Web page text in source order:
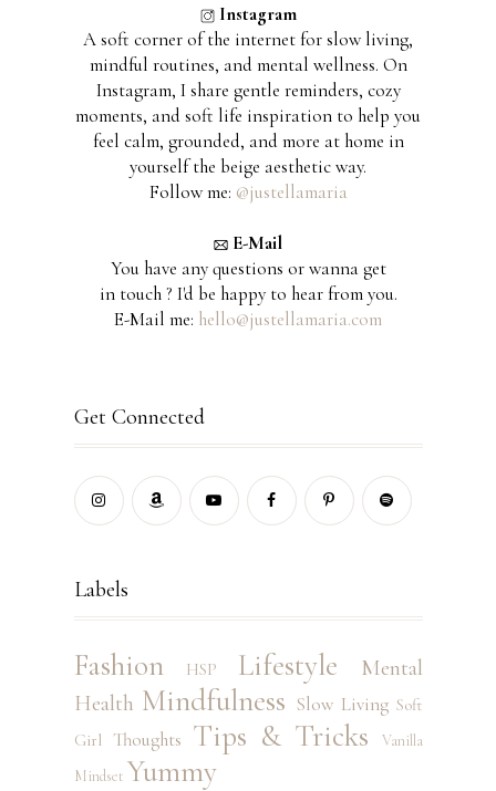
Instagram
A soft corner of the internet for slow living,
mindful routines, and mental wellness. On
Instagram, I share gentle reminders, cozy
moments, and soft life inspiration to help you
feel calm, grounded, and more at home in
yourself the beige aesthetic way.
Follow me: @justellamaria
E-Mail
You have any questions or wanna get
in touch ? I'd be happy to hear from you.
E-Mail me: hello@justellamaria.com
Get Connected
Labels
Fashion HSP Lifestyle
Mental
Health Mindfulness Slow Living Soft
Girl
Thoughts Tips & Tricks
Vanilla
Mindset Yummy